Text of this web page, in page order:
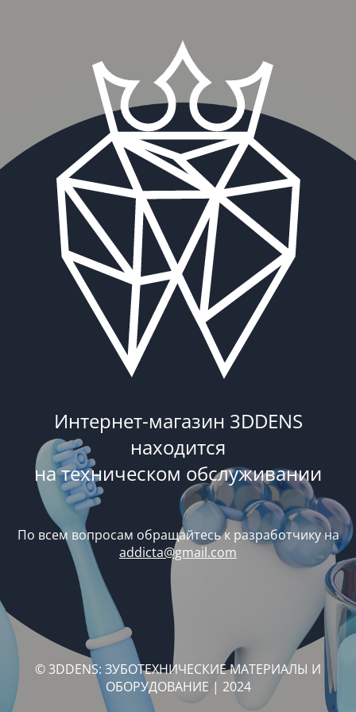
Интернет-магазин 3DDENS
находится
на техническом обслуживании
По всем вопросам обращайтесь к разработчику на
addicta@gmail.com
© 3DDENS: ЗУБОТЕХНИЧЕСКИЕ МАТЕРИАЛЫ И
ОБОРУДОВАНИЕ | 2024